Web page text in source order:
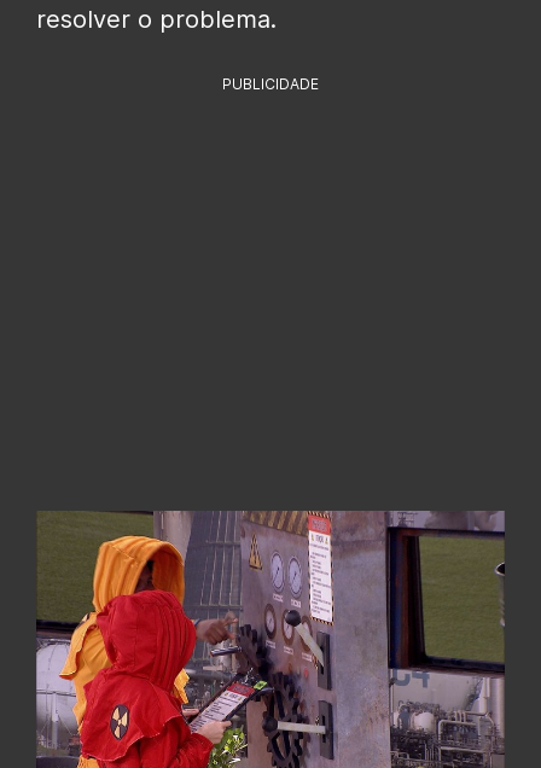
resolver o problema.
PUBLICIDADE